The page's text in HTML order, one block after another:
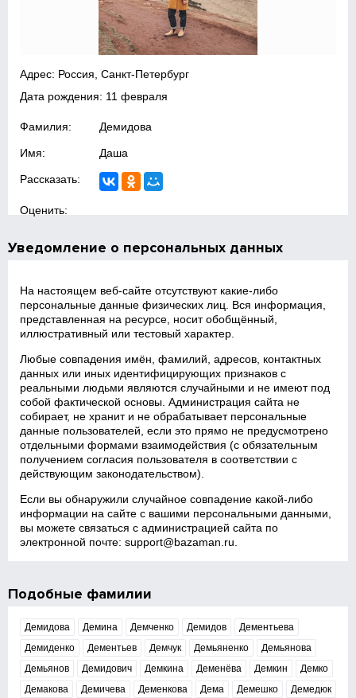
Адрес: Россия, Санкт-Петербург
Дата рождения: 11 февраля
Фамилия: Демидова
Имя: Даша
Рассказать:
Оценить:
Уведомление о персональных данных
На настоящем веб‑сайте отсутствуют какие‑либо
персональные данные физических лиц. Вся информация,
представленная на ресурсе, носит обобщённый,
иллюстративный или тестовый характер.
Любые совпадения имён, фамилий, адресов, контактных
данных или иных идентифицирующих признаков с
реальными людьми являются случайными и не имеют под
собой фактической основы. Администрация сайта не
собирает, не хранит и не обрабатывает персональные
данные пользователей, если это прямо не предусмотрено
отдельными формами взаимодействия (с обязательным
получением согласия пользователя в соответствии с
действующим законодательством).
Если вы обнаружили случайное совпадение какой‑либо
информации на сайте с вашими персональными данными,
вы можете связаться с администрацией сайта по
электронной почте:support@bazaman.ru
Подобные фамилии
Демидова Демина Демченко Демидов
Дементьева
Демиденко
Дементьев Демчук Демьяненко
Демьянова
Демьянов
Демидович Демкина Деменёва Демкин
Демко
Демакова
Демичева Деменкова Дема Демешко Демедюк